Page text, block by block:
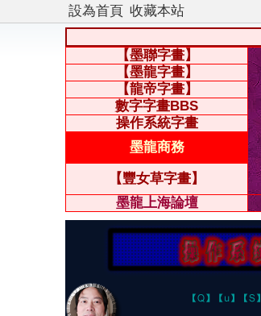
設為首頁 收藏本站
【墨聯字畫】
【墨龍字畫】
【龍帝字畫】
數字字畫BBS
操作系統字畫
墨龍商務
【豐女草字畫】
墨龍上海論壇